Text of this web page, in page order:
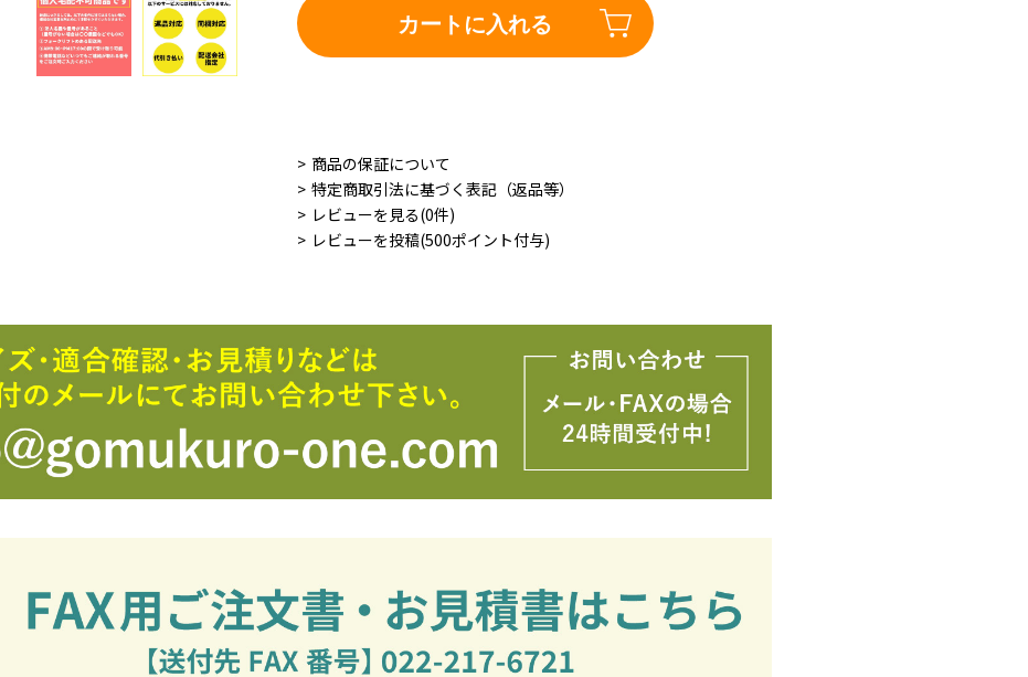
カートに入れる
商品の保証について
特定商取引法に基づく表記（返品等）
レビューを見る(0件)
レビューを投稿(500ポイント付与)